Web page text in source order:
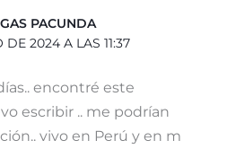
PACUNDA
DE 2024 A LAS 11:37
encontré este
escribir .. me podrían
vivo en Perú y en m